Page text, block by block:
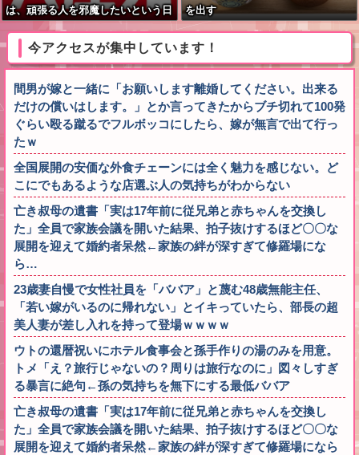
は、頑張る人を邪魔したいという日
本人らしい薄暗い欲望のせい」
を出す
今アクセスが集中しています！
間男が嫁と一緒に「お願いします離婚してください。出来る
だけの償いはします。」とか言ってきたからブチ切れて100発
ぐらい殴る蹴るでフルボッコにしたら、嫁が無言で出て行っ
たｗ
全国展開の安価な外食チェーンには全く魅力を感じない。ど
こにでもあるような店選ぶ人の気持ちがわからない
亡き叔母の遺書「実は17年前に従兄弟と赤ちゃんを交換し
た」全員で家族会議を開いた結果、拍子抜けするほど〇〇な
展開を迎えて婚約者呆然←家族の絆が深すぎて修羅場にな
ら…
23歳妻自慢で女性社員を「ババア」と蔑む48歳無能主任、
「若い嫁がいるのに帰れない」とイキっていたら、部長の超
美人妻が差し入れを持って登場ｗｗｗｗ
ウトの還暦祝いにホテル食事会と孫手作りの湯のみを用意。
トメ「え？旅行じゃないの？周りは旅行なのに」図々しすぎ
る暴言に絶句←孫の気持ちを無下にする最低ババア
亡き叔母の遺書「実は17年前に従兄弟と赤ちゃんを交換し
た」全員で家族会議を開いた結果、拍子抜けするほど〇〇な
展開を迎えて婚約者呆然←家族の絆が深すぎて修羅場になら